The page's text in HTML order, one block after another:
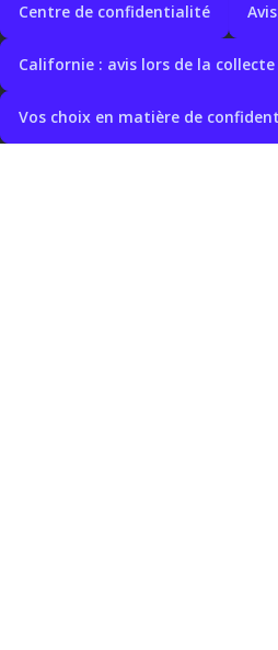
Centre de confidentialité
Californie : avis lors de la
Vos choix en matière de